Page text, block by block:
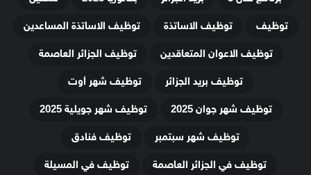
توظيف
توظيف الاساتذة
توظيف الاساتذة المساعدين
توظيف الاعوان المتعاقدين
توظيف الجزائر العاصمة
توظيف بريد الجزائر
توظيف شهر أوت
توظيف شهر جوان 2025
توظيف شهر جويلية 2025
توظيف شهر سبتمبر
توظيف فنادق
توظيف في الجزائر العاصمة
توظيف في المسيلة